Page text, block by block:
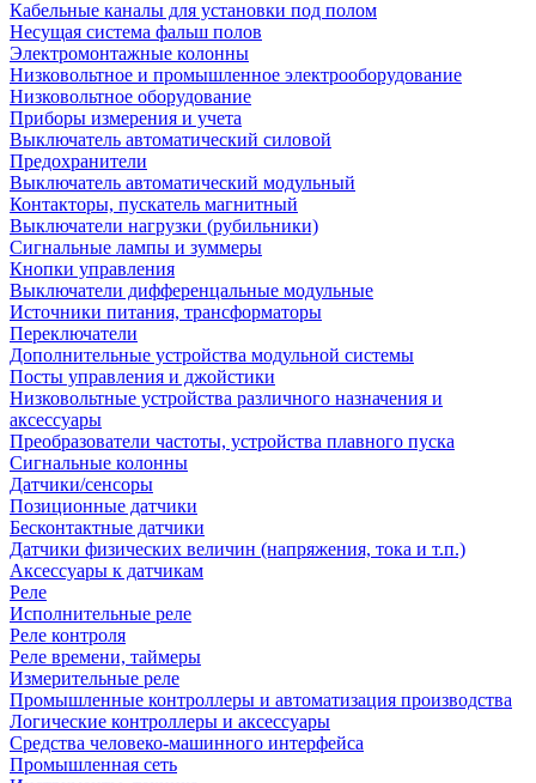
Кабельные каналы для установки под полом
Несущая система фальш полов
Электромонтажные колонны
Низковольтное и промышленное электрооборудование
Низковольтное оборудование
Приборы измерения и учета
Выключатель автоматический силовой
Предохранители
Выключатель автоматический модульный
Контакторы, пускатель магнитный
Выключатели нагрузки (рубильники)
Сигнальные лампы и зуммеры
Кнопки управления
Выключатели дифференцальные модульные
Источники питания, трансформаторы
Переключатели
Дополнительные устройства модульной системы
Посты управления и джойстики
Низковольтные устройства различного назначения и
аксессуары
Преобразователи частоты, устройства плавного пуска
Сигнальные колонны
Датчики/сенсоры
Позиционные датчики
Бесконтактные датчики
Датчики физических величин (напряжения, тока и т.п.)
Аксессуары к датчикам
Реле
Исполнительные реле
Реле контроля
Реле времени, таймеры
Измерительные реле
Промышленные контроллеры и автоматизация производства
Логические контроллеры и аксессуары
Средства человеко-машинного интерфейса
Промышленная сеть